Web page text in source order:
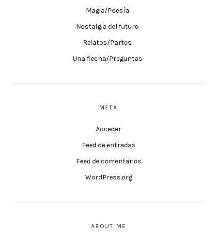
Magia/Poesía
Nostalgia del futuro
Relatos/Partos
Una flecha/Preguntas
META
Acceder
Feed de entradas
Feed de comentarios
WordPress.org
ABOUT ME